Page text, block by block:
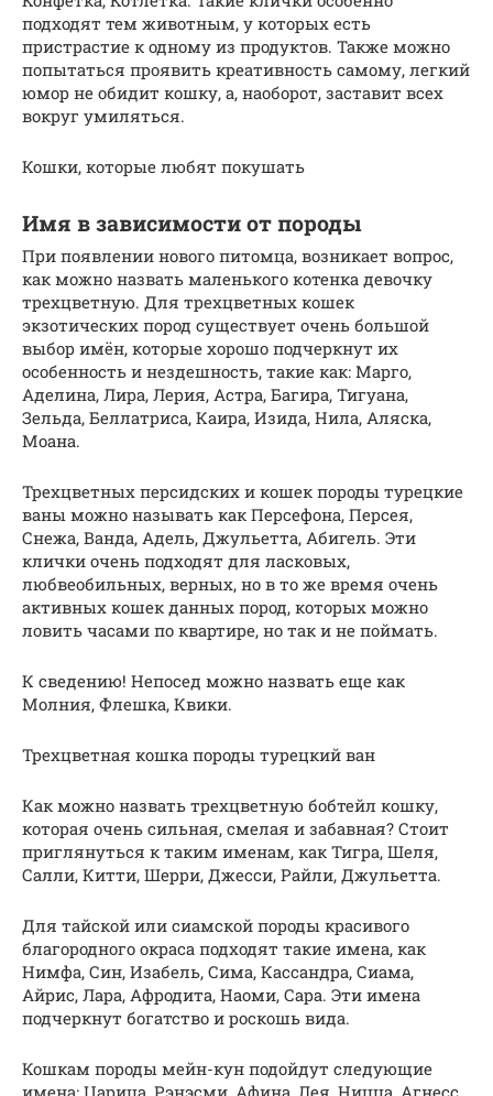
подходят тем животным, у которых есть
пристрастие к одному из продуктов. Также можно
попытаться проявить креативность самому, легкий
юмор не обидит кошку, а, наоборот, заставит всех
вокруг умиляться.
Кошки, которые любят покушать
Имя в зависимости от породы
При появлении нового питомца, возникает вопрос,
как можно назвать маленького котенка девочку
трехцветную. Для трехцветных кошек
экзотических пород существует очень большой
выбор имён, которые хорошо подчеркнут их
особенность и нездешность, такие как: Марго,
Аделина, Лира, Лерия, Астра, Багира, Тигуана,
Зельда, Беллатриса, Каира, Изида, Нила, Аляска,
Моана.
Трехцветных персидских и кошек породы турецкие
ваны можно называть как Персефона, Персея,
Снежа, Ванда, Адель, Джульетта, Абигель. Эти
клички очень подходят для ласковых,
любвеобильных, верных, но в то же время очень
активных кошек данных пород, которых можно
ловить часами по квартире, но так и не поймать.
К сведению! Непосед можно назвать еще как
Молния, Флешка, Квики.
Трехцветная кошка породы турецкий ван
Как можно назвать трехцветную бобтейл кошку,
которая очень сильная, смелая и забавная? Стоит
приглянуться к таким именам, как Тигра, Шеля,
Салли, Китти, Шерри, Джесси, Райли, Джульетта.
Для тайской или сиамской породы красивого
благородного окраса подходят такие имена, как
Нимфа, Син, Изабель, Сима, Кассандра, Сиама,
Айрис, Лара, Афродита, Наоми, Сара. Эти имена
подчеркнут богатство и роскошь вида.
Кошкам породы мейн-кун подойдут следующие